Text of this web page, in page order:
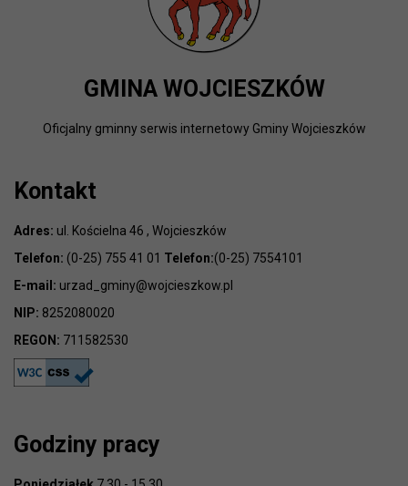
GMINA WOJCIESZKÓW
Oficjalny gminny serwis internetowy Gminy Wojcieszków
Kontakt
Adres: ul. Kościelna 46 , Wojcieszków
Telefon: (0-25) 755 41 01 Telefon:(0-25) 7554101
E-mail: urzad_gminy@wojcieszkow.pl
NIP: 8252080020
REGON: 711582530
Godziny pracy